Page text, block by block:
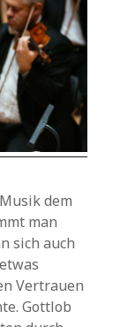
dem
man
sich auch
Vertrauen
Gottlob